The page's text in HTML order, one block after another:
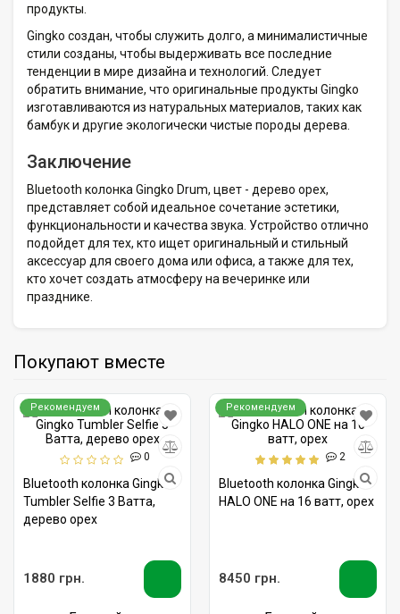
продукты.
Gingko создан, чтобы служить долго, а минималистичные
стили созданы, чтобы выдерживать все последние
тенденции в мире дизайна и технологий. Следует
обратить внимание, что оригинальные продукты Gingko
изготавливаются из натуральных материалов, таких как
бамбук и другие экологически чистые породы дерева.
Заключение
Bluetooth колонка Gingko Drum, цвет - дерево орех,
представляет собой идеальное сочетание эстетики,
функциональности и качества звука. Устройство отлично
подойдет для тех, кто ищет оригинальный и стильный
аксессуар для своего дома или офиса, а также для тех,
кто хочет создать атмосферу на вечеринке или
празднике.
Покупают вместе
Рекомендуем
0
Bluetooth колонка Gingko
Tumbler Selfie 3 Ватта,
дерево орех
1880 грн.
Рекомендуем
2
Bluetooth колонка Gingko
HALO ONE на 16 ватт, орех
8450 грн.